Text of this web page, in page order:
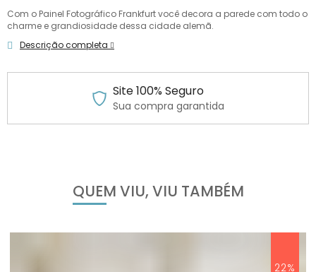
Com o Painel Fotográfico Frankfurt você decora a parede com todo o
charme e grandiosidade dessa cidade alemã.
Descrição completa
Site 100% Seguro
Sua compra garantida
QUEM VIU, VIU TAMBÉM
22%